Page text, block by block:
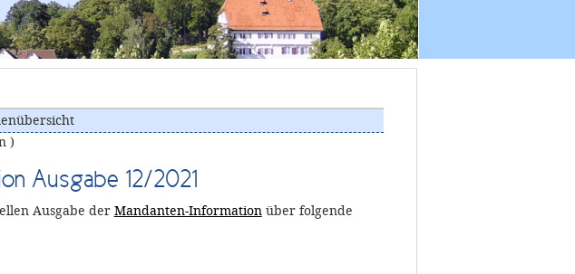
)
Ausgabe 12/2021
Ausgabe der Mandanten-Informationüber folgende